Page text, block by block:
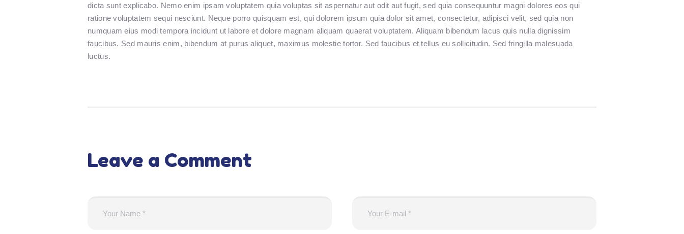
dicta sunt explicabo. Nemo enim ipsam voluptatem quia voluptas sit aspernatur aut odit aut fugit, sed quia consequuntur magni dolores eos qui
ratione voluptatem sequi nesciunt. Neque porro quisquam est, qui dolorem ipsum quia dolor sit amet, consectetur, adipisci velit, sed quia non
numquam eius modi tempora incidunt ut labore et dolore magnam aliquam quaerat voluptatem. Aliquam bibendum lacus quis nulla dignissim
faucibus. Sed mauris enim, bibendum at purus aliquet, maximus molestie tortor. Sed faucibus et tellus eu sollicitudin. Sed fringilla malesuada
luctus.
Leave a Comment